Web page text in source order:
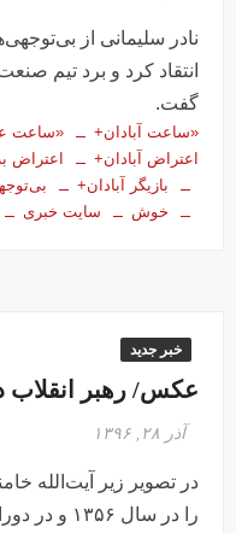
نادر سلیمانی از
انتقاد کرد و برد تیم
گفت.
«ساعت آبادان+ «ساعت
اعتراض آبادان+
اعتراض
بازیگر آبادان+
خوش
سایت خبری
خبر جدید
عکس/ رهبر انقلاب
آذر ۲۸, ۱۳۹۶
در تصویر زیر آیت‌الله
را در سال ۱۳۵۶ و در دوران تبعید به ایرانشهر می‌بینید.